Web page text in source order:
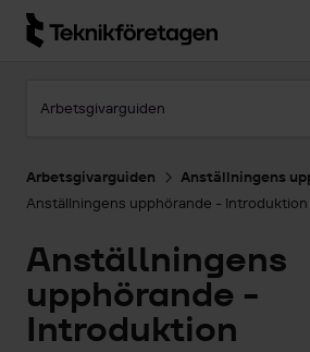
Hoppa till huvudinnehåll
Arbetsgivarguiden
Anställningens
Anställningens upphörande - Introduktion
Anställningens
upphörande -
Introduktion
Arbetsgivarguiden